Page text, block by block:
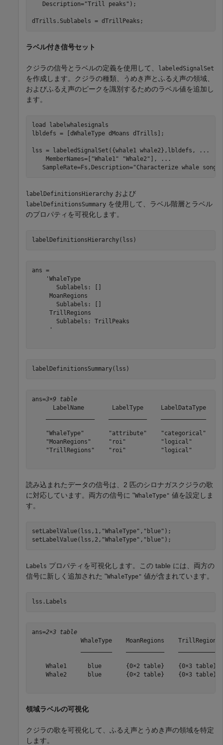
   Description=
"Trill peaks" );
dTrills.Sublabels = dTrillPeaks;
ラベル付き信号セット
クジラの信号とラベルの定義を使用して、 labeledSignalSet
を作成します。クジラの種類、うめき声とふるえ声の領域、
およびふるえ声のピークを識別するためのラベル値を追加し
ます。
load
labelwhalesignals
lbldefs = [dWhaleType dMoans dTrills];
lss = labeledSignalSet({whale1 whale2},lbldefs,
...
    MemberNames=[
"Whale1" "Whale2" ],
...
   SampleRate=Fs,Description=
"Characterize whale song
labelDefinitionsHierarchy および
labelDefinitionsSummary を使用して、ラベル階層とラベル
のプロパティを可視化します。
labelDefinitionsHierarchy(lss)
ans =
    'WhaleType
       Sublabels: []
     MoanRegions
       Sublabels: []
     TrillRegions
       Sublabels: TrillPeaks
     '
labelDefinitionsSummary(lss)
ans=3×9 table
LabelName        LabelType     LabelDataType
"WhaleType"       "attribute"
"MoanRegions"     "roi"          "logical"
"TrillRegions"    "roi"          "logical"
読み込まれたデータの信号は、2 匹のシロナガスクジラの歌
に対応しています。両方の信号に "WhaleType" 値を設定しま
す。
setLabelValue(lss,1, "WhaleType" , "blue" );
setLabelValue(lss,2, "WhaleType" , "blue" );
Labels プロパティを可視化します。この table には、両方の
信号に新しく追加された "WhaleType" 値が含まれています。
lss.Labels
ans=2×3 table
              WhaleType    MoanRegions    TrillRegions
    Whale1      blue       {0×2 table}    {0×3 table}
    Whale2      blue       {0×2 table}    {0×3 table}
領域ラベルの可視化
クジラの歌を可視化して、ふるえ声とうめき声の領域を特定
します。